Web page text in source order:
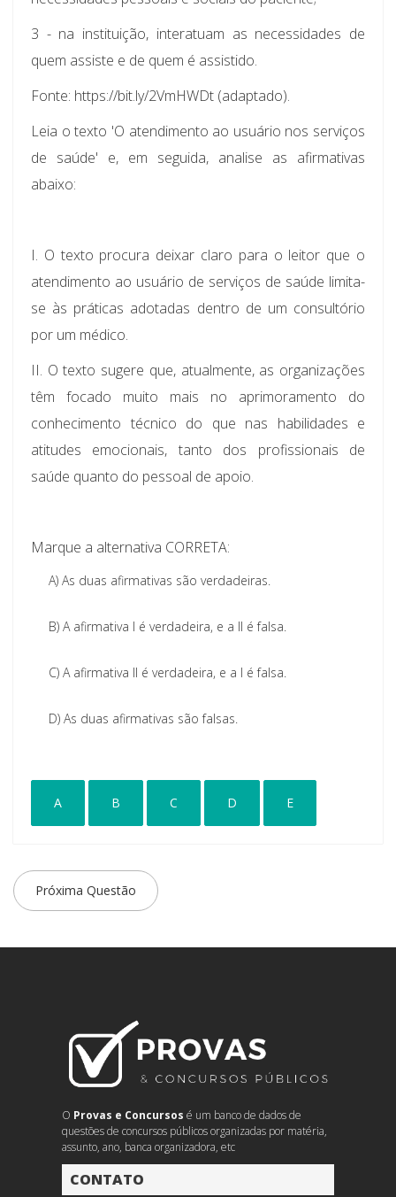
3 - na instituição, interatuam as necessidades de
quem assiste e de quem é assistido.
Fonte: https://bit.ly/2VmHWDt (adaptado).
Leia o texto 'O atendimento ao usuário nos serviços
de saúde' e, em seguida, analise as afirmativas
abaixo:
I. O texto procura deixar claro para o leitor que o
atendimento ao usuário de serviços de saúde limita-
se às práticas adotadas dentro de um consultório
por um médico.
II. O texto sugere que, atualmente, as organizações
têm focado muito mais no aprimoramento do
conhecimento técnico do que nas habilidades e
atitudes emocionais, tanto dos profissionais de
saúde quanto do pessoal de apoio.
Marque a alternativa CORRETA:
A) As duas afirmativas são verdadeiras.
B) A afirmativa I é verdadeira, e a II é falsa.
C) A afirmativa II é verdadeira, e a I é falsa.
D) As duas afirmativas são falsas.
A B C D E
Próxima Questão
O Provas e Concursos é um banco de dados de
questões de concursos públicos organizadas por matéria,
assunto, ano, banca organizadora, etc
CONTATO